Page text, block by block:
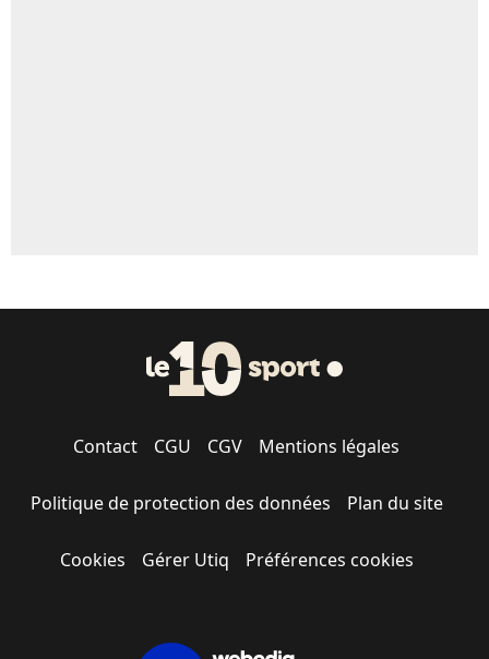
Contact CGU CGV Mentions légales
Politique de protection des données Plan du site
Cookies Gérer Utiq Préférences cookies